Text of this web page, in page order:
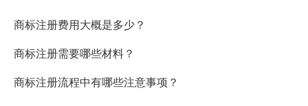
商标注册费用大概是多少？
商标注册需要哪些材料？
商标注册流程中有哪些注意事项？